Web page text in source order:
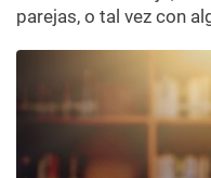
parejas, o tal vez con